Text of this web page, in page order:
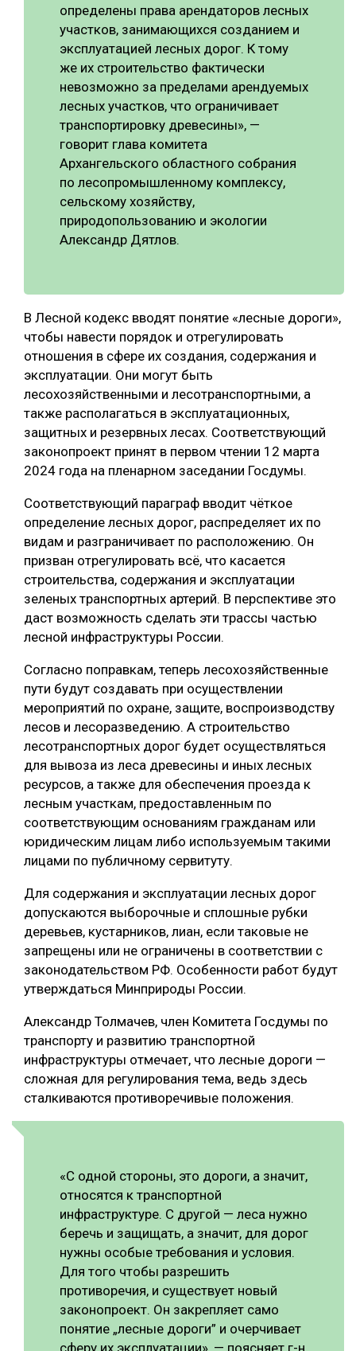
определены права арендаторов лесных
участков, занимающихся созданием и
эксплуатацией лесных дорог. К тому
же их строительство фактически
невозможно за пределами арендуемых
лесных участков, что ограничивает
транспортировку древесины», —
говорит глава комитета
Архангельского областного собрания
по лесопромышленному комплексу,
сельскому хозяйству,
природопользованию и экологии
Александр Дятлов.
В Лесной кодекс вводят понятие «лесные дороги»,
чтобы навести порядок и отрегулировать
отношения в сфере их создания, содержания и
эксплуатации. Они могут быть
лесохозяйственными и лесотранспортными, а
также располагаться в эксплуатационных,
защитных и резервных лесах. Соответствующий
законопроект принят в первом чтении 12 марта
2024 года на пленарном заседании Госдумы.
Соответствующий параграф вводит чёткое
определение лесных дорог, распределяет их по
видам и разграничивает по расположению. Он
призван отрегулировать всё, что касается
строительства, содержания и эксплуатации
зеленых транспортных артерий. В перспективе это
даст возможность сделать эти трассы частью
лесной инфраструктуры России.
Согласно поправкам, теперь лесохозяйственные
пути будут создавать при осуществлении
мероприятий по охране, защите, воспроизводству
лесов и лесоразведению. А строительство
лесотранспортных дорог будет осуществляться
для вывоза из леса древесины и иных лесных
ресурсов, а также для обеспечения проезда к
лесным участкам, предоставленным по
соответствующим основаниям гражданам или
юридическим лицам либо используемым такими
лицами по публичному сервитуту.
Для содержания и эксплуатации лесных дорог
допускаются выборочные и сплошные рубки
деревьев, кустарников, лиан, если таковые не
запрещены или не ограничены в соответствии с
законодательством РФ. Особенности работ будут
утверждаться Минприроды России.
Александр Толмачев, член Комитета Госдумы по
транспорту и развитию транспортной
инфраструктуры отмечает, что лесные дороги —
сложная для регулирования тема, ведь здесь
сталкиваются противоречивые положения.
«С одной стороны, это дороги, а значит,
относятся к транспортной
инфраструктуре. С другой — леса нужно
беречь и защищать, а значит, для дорог
нужны особые требования и условия.
Для того чтобы разрешить
противоречия, и существует новый
законопроект. Он закрепляет само
понятие „лесные дороги” и очерчивает
сферу их эксплуатации», — поясняет г-н